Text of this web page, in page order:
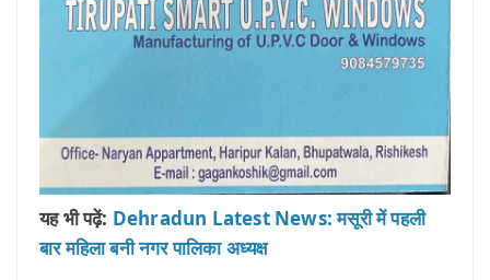
यह भी पढ़ें: Dehradun Latest News: मसूरी में पहली
बार महिला बनी नगर पालिका अध्यक्ष